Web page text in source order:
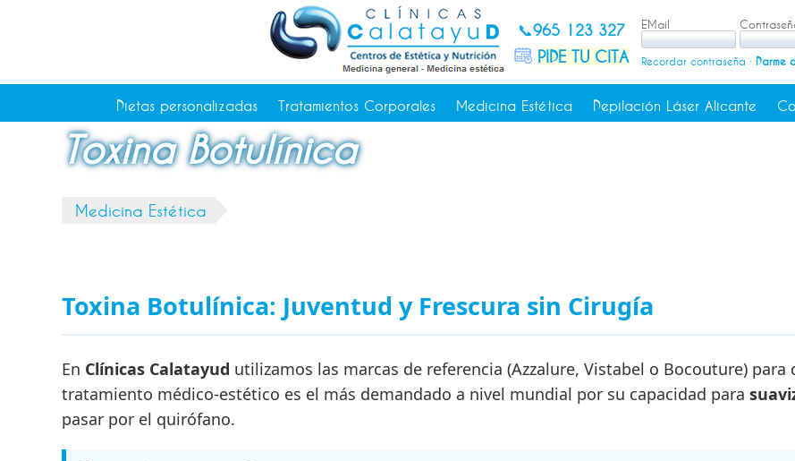
📞965 123 327
PIDE TU CITA
EMail
Recordar contraseña · Darme
Dietas personalizadas Tratamientos Corporales Medicina Estética Depilación Láser Alicante
Consejos de salud
Toxina Botulínica
Medicina Estética
Toxina Botulínica: Juventud y Frescura sin Cirugía
En Clínicas Calatayud utilizamos las marcas de referencia (Azzalure, Vistabel o Bocouture)
tratamiento médico-estético es el más demandado a nivel mundial por su capacidad para
pasar por el quirófano.